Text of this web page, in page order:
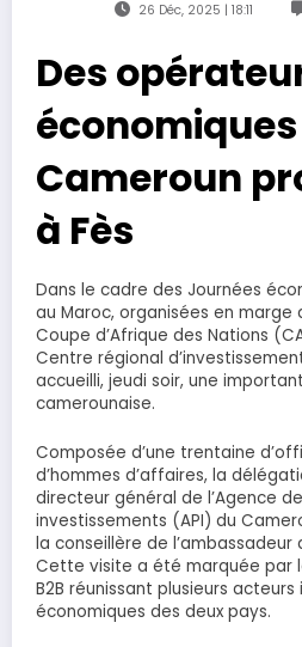
26 Déc, 2025 | 18:11
Des
Cameroun
à Fès
Dans le cadre des Journées
au Maroc, organisées en marge
Coupe d’Afrique des Nations
Centre régional
accueilli, jeudi soir, une
camerounaise.
Composée d’une trentaine
d’hommes d’affaires, la
directeur général de l’Agence
investissements (API) du
la conseillère de l’ambassadeur
Cette visite a été marquée par
B2B réunissant plusieurs
économiques des deux pays.